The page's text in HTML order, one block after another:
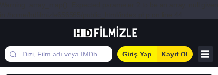
Giriş Yap Kayıt Ol